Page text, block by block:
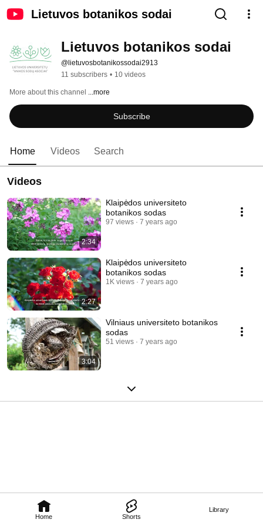
Lietuvos botanikos sodai
Home Shorts
Library
Lietuvos botanikos sodai
@lietuvosbotanikossodai2913
11 subscribers • 10 videos
More about this channel ...more
Subscribe
Home Videos Search
Videos
2:34
Klaipėdos universiteto
botanikos sodas
97 views 7 years ago
2:27
Klaipėdos universiteto
botanikos sodas
1K views 7 years ago
3:04
Vilniaus universiteto botanikos
sodas
51 views 7 years ago